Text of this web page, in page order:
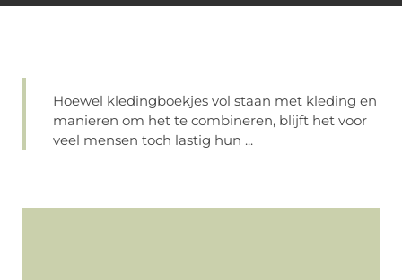
Hoewel kledingboekjes vol staan met kleding en
manieren om het te combineren, blijft het voor
veel mensen toch lastig hun ...